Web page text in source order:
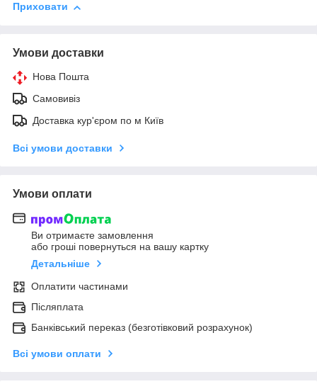
Приховати
Умови доставки
Нова Пошта
Самовивіз
Доставка кур'єром по м Київ
Всі умови доставки
Умови оплати
Ви отримаєте замовлення
або гроші повернуться на вашу картку
Детальніше
Оплатити частинами
Післяплата
Банківський переказ (безготівковий розрахунок)
Всі умови оплати